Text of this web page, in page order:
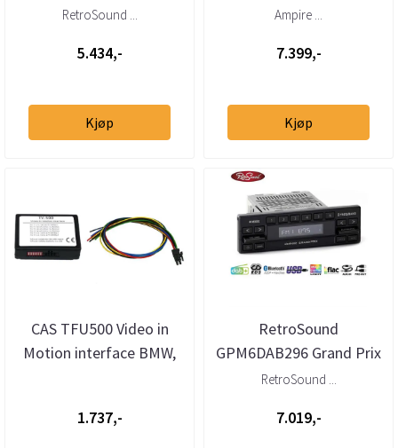
Prix DAB+ radio BT/AUX
RetroSound ...
5.434,-
Kjøp
Android Auto interface
Ampire ...
7.399,-
Kjøp
CAS TFU500 Video in
Motion interface BMW,
1.737,-
RetroSound
GPM6DAB296 Grand Prix
1-DIN
retrospiller
RetroSound ...
7.019,-